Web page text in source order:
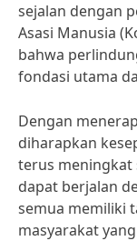
sejalan dengan
Asasi Manusia
bahwa
fondasi utama
Dengan
diharapkan
terus meningkat
dapat berjalan
semua memiliki
masyarakat